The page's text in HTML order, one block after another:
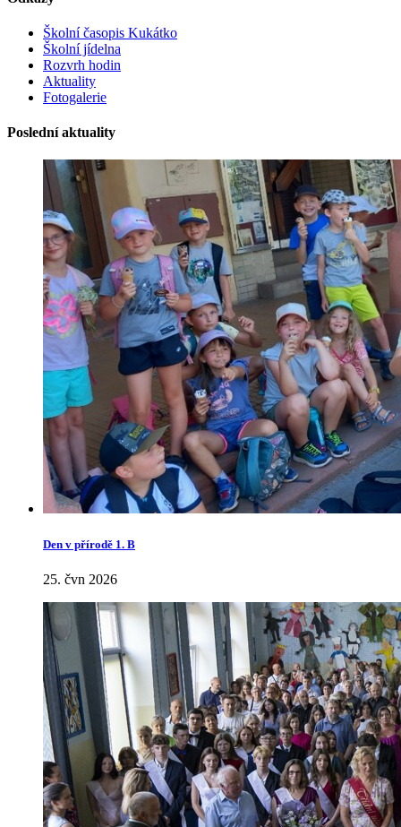
Školní časopis Kukátko
Školní jídelna
Rozvrh hodin
Aktuality
Fotogalerie
Poslední aktuality
Den v přírodě 1. B
25. čvn 2026